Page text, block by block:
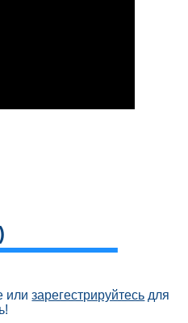
илизарегестрируйтесь для